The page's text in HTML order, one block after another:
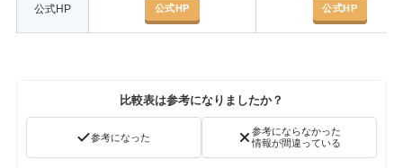
公式HP 公式HP 公式HP
比較表は参考になりましたか？
参考になった
参考にならなかった
情報が間違っている